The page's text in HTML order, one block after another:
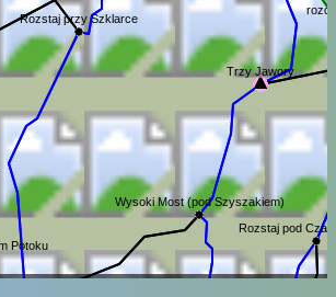
Rozstaj pod
Rozstaj przy Szklarce
Potoku
Trzy Jawory
Wysoki Most (pod Szyszakiem)